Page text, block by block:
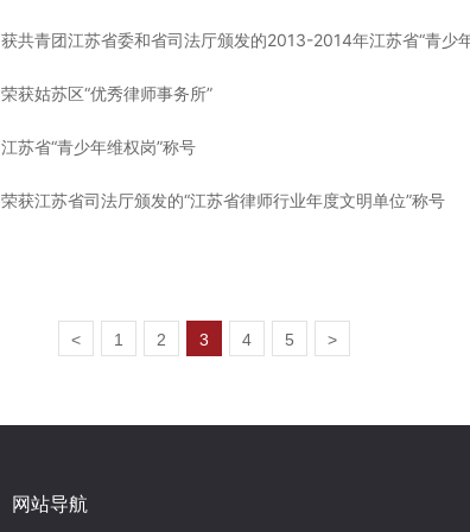
获共青团江苏省委和省司法厅颁发的2013-2014年江苏省“青少
荣获姑苏区“优秀律师事务所”
江苏省“青少年维权岗”称号
荣获江苏省司法厅颁发的“江苏省律师行业年度文明单位”称号
< 1 2 3 4 5 >
网站导航